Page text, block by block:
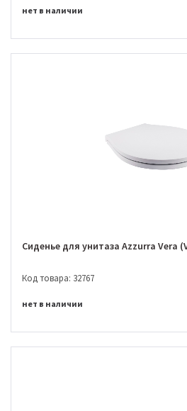
нет в наличии
Сиденье для унитаза Azzurra Vera
Код товара: 32767
нет в наличии